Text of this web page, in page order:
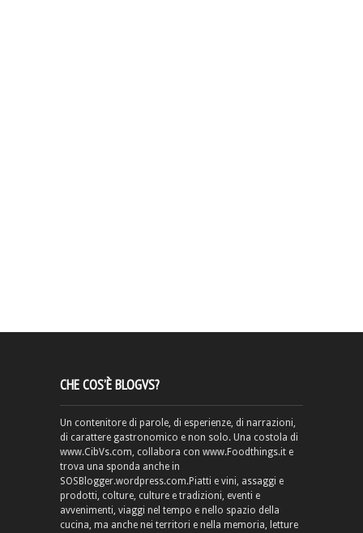
CHE COS’È BLOGVS?
Un contenitore di parole, di esperienze, di narrazioni,
di carattere gastronomico e non solo. Una costola di
www.CibVs.com, collabora con www.Foodthings.it e
trova una sponda anche in
SOSBlogger.wordpress.com.Piatti e vini, assaggi e
prodotti, colture, culture e tradizioni, eventi e
avvenimenti, viaggi nel tempo e nello spazio della
cucina, ma anche nei territori e nella memoria, letture